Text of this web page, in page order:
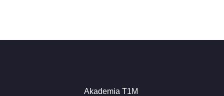
Akademia T1M